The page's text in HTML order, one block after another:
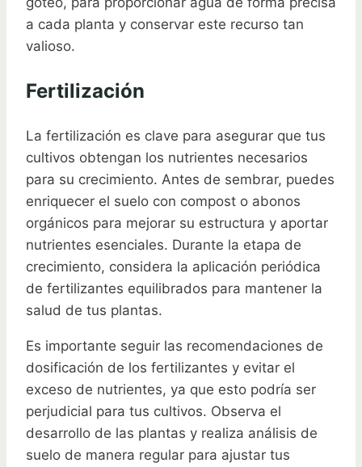
a cada planta y conservar este recurso tan
valioso.
Fertilización
La fertilización es clave para asegurar que tus
cultivos obtengan los nutrientes necesarios
para su crecimiento. Antes de sembrar, puedes
enriquecer el suelo con compost o abonos
orgánicos para mejorar su estructura y aportar
nutrientes esenciales. Durante la etapa de
crecimiento, considera la aplicación periódica
de fertilizantes equilibrados para mantener la
salud de tus plantas.
Es importante seguir las recomendaciones de
dosificación de los fertilizantes y evitar el
exceso de nutrientes, ya que esto podría ser
perjudicial para tus cultivos. Observa el
desarrollo de las plantas y realiza análisis de
suelo de manera regular para ajustar tus